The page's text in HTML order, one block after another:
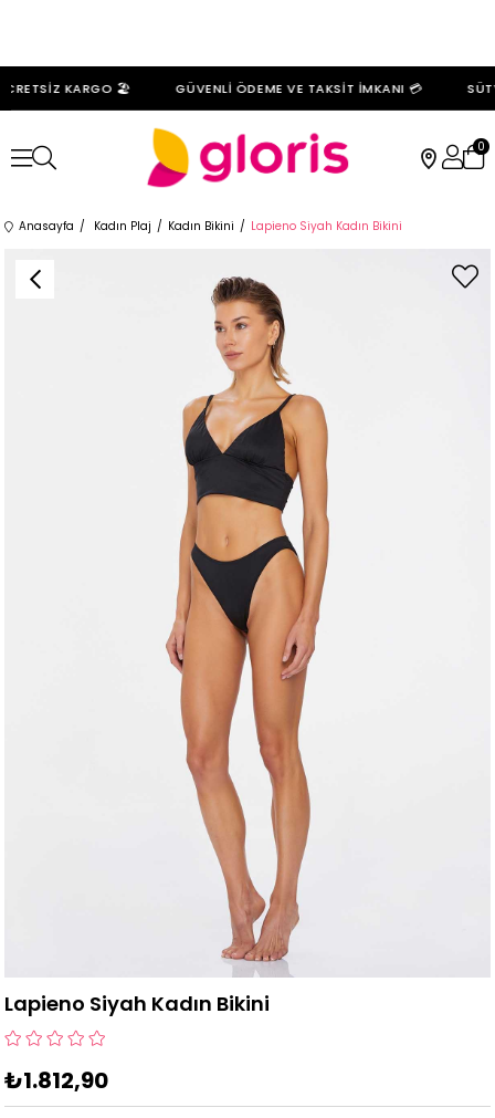
KARGO 🏖️ GÜVENLİ ÖDEME VE TAKSİT İMKANI 💳
0
Anasayfa Kadın Plaj Kadın Bikini Lapieno Siyah Kadın Bikini
Lapieno Siyah Kadın Bikini
₺1.812,90